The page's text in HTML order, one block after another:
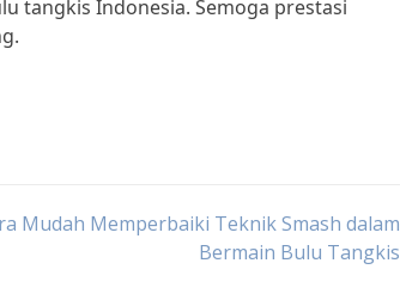
tangkis Indonesia. Semoga prestasi
Mudah Memperbaiki Teknik Smash dalam
Bermain Bulu Tangkis